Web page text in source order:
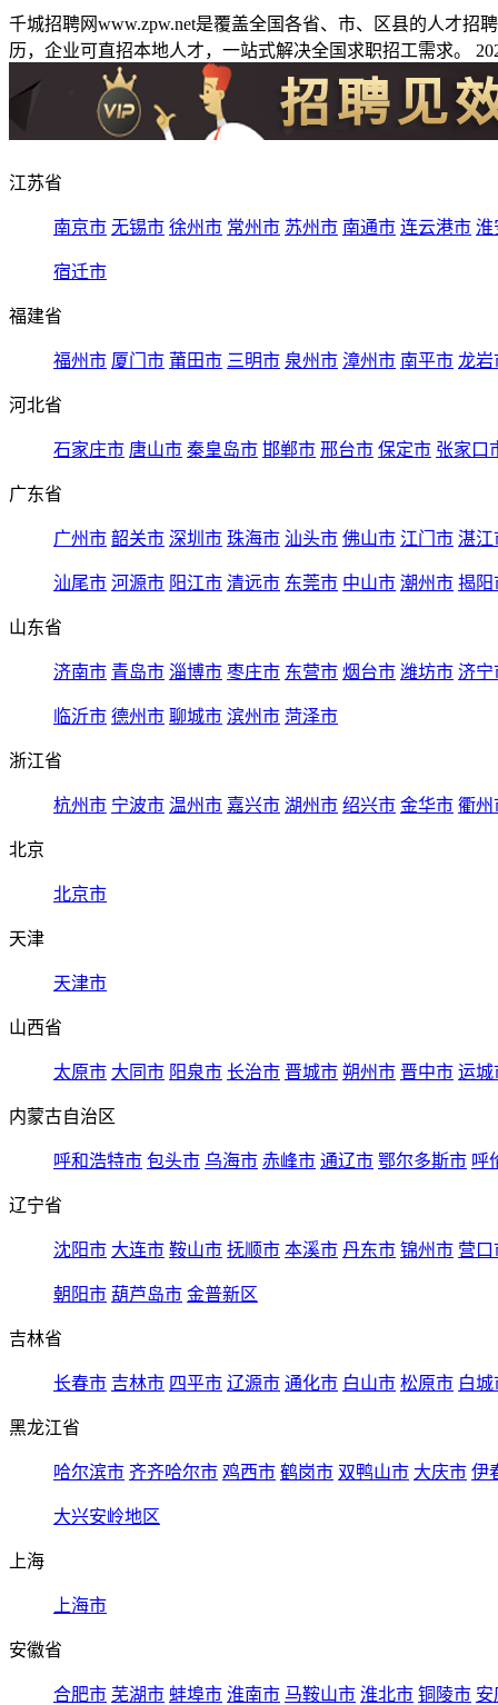
千城招聘网www.zpw.net是覆盖全国各省、市、区县的人才
历，企业可直招本地人才，一站式解决全国求职招工需求。
江苏省
南京市 无锡市 徐州市 常州市 苏州市 南通市 连云港市 淮
宿迁市
福建省
福州市 厦门市 莆田市 三明市 泉州市 漳州市 南平市 龙岩
河北省
石家庄市 唐山市 秦皇岛市 邯郸市 邢台市 保定市 张家口
广东省
广州市 韶关市 深圳市 珠海市 汕头市 佛山市 江门市 湛江
汕尾市 河源市 阳江市 清远市 东莞市 中山市 潮州市 揭阳
山东省
济南市 青岛市 淄博市 枣庄市 东营市 烟台市 潍坊市 济宁
临沂市 德州市 聊城市 滨州市 菏泽市
浙江省
杭州市 宁波市 温州市 嘉兴市 湖州市 绍兴市 金华市 衢州
北京
北京市
天津
天津市
山西省
太原市 大同市 阳泉市 长治市 晋城市 朔州市 晋中市 运城
内蒙古自治区
呼和浩特市 包头市 乌海市 赤峰市 通辽市 鄂尔多斯市 呼
辽宁省
沈阳市 大连市 鞍山市 抚顺市 本溪市 丹东市 锦州市 营口
朝阳市 葫芦岛市 金普新区
吉林省
长春市 吉林市 四平市 辽源市 通化市 白山市 松原市 白城
黑龙江省
哈尔滨市 齐齐哈尔市 鸡西市 鹤岗市 双鸭山市 大庆市 伊
大兴安岭地区
上海
上海市
安徽省
合肥市 芜湖市 蚌埠市 淮南市 马鞍山市 淮北市 铜陵市 安